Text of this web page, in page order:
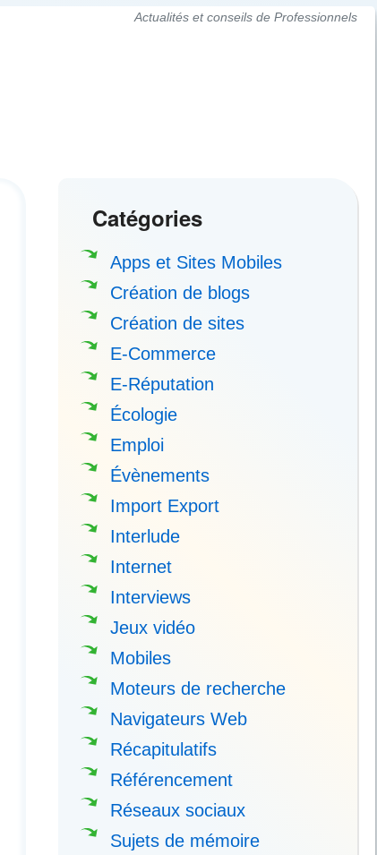
Actualités et conseils de Professionnels
Catégories
Apps et Sites Mobiles
Création de blogs
Création de sites
E-Commerce
E-Réputation
Écologie
Emploi
Évènements
Import Export
Interlude
Internet
Interviews
Jeux vidéo
Mobiles
Moteurs de recherche
Navigateurs Web
Récapitulatifs
Référencement
Réseaux sociaux
Sujets de mémoire